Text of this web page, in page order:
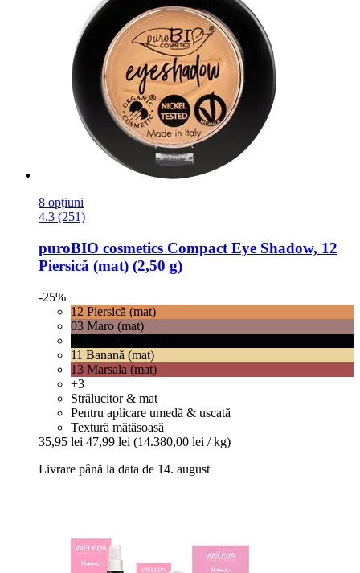
8 opțiuni
4.3 (251)
puroBIO cosmetics Compact Eye Shadow, 12
Piersică (mat) (2,50 g)
-25%
12 Piersică (mat)
03 Maro (mat)
11 Banană (mat)
13 Marsala (mat)
+3
Strălucitor & mat
Pentru aplicare umedă & uscată
Textură mătăsoasă
35,95 lei 47,99 lei (14.380,00 lei / kg)
Livrare până la data de 14. august